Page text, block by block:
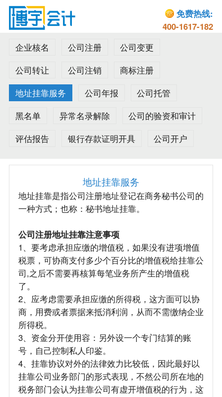
免费热线:
400-1617-182
企业核名
公司注册
公司变更
公司转让
公司注销
商标注册
地址挂靠服务
公司年报
公司托管
黑名单
异常名录解除
公司的验资和审计
评估报告
银行存款证明开具 公司开户
地址挂靠服务
地址挂靠是指公司注册地址登记在商务秘书公司的
一种方式；也称：秘书地址挂靠。
公司注册地址挂靠注意事项
1、要考虑承担应缴的增值税，如果没有进项增值
税票，可协商支付多少个百分比的增值税给挂靠公
司,之后不需要再核算每笔业务所产生的增值税
了。
2、应考虑需要承担应缴的所得税，这方面可以协
商，用费或者票据来抵消利润，从而不需缴纳企业
所得税。
3、资金分开使用容：另外设一个专门结算的账
号，自己控制私人印鉴。
4、挂靠协议对外的法律效力比较低，因此最好以
挂靠公司业务部门的形式表现，不然公司所在地的
税务部门会认为挂靠公司有虚开增值税的行为，这